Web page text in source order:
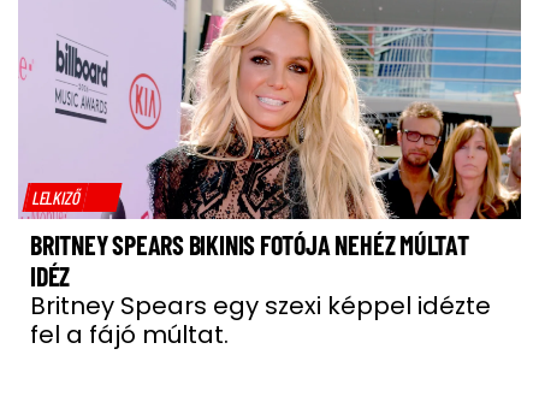
LELKIZŐ
BRITNEY SPEARS BIKINIS FOTÓJA NEHÉZ MÚLTAT
IDÉZ
Britney Spears egy szexi képpel idézte
fel a fájó múltat.